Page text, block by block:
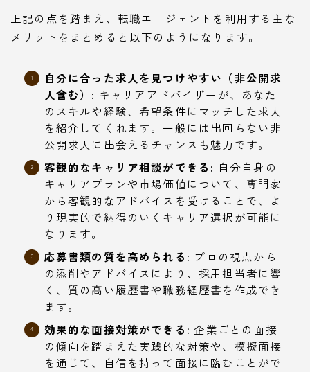
上記の点を踏まえ、転職エージェントを利用する主な
メリットをまとめると以下のようになります。
自分に合った求人を見つけやすい（非公開求
人含む）: キャリアアドバイザーが、あなた
のスキルや経験、希望条件にマッチした求人
を紹介してくれます。一般には出回らない非
公開求人に出会えるチャンスも魅力です。
客観的なキャリア相談ができる: 自分自身の
キャリアプランや市場価値について、専門家
から客観的なアドバイスを受けることで、よ
り現実的で納得のいくキャリア選択が可能に
なります。
応募書類の質を高められる: プロの視点から
の添削やアドバイスにより、採用担当者に響
く、質の高い履歴書や職務経歴書を作成でき
ます。
効果的な面接対策ができる: 企業ごとの面接
の傾向を踏まえた実践的な対策や、模擬面接
を通じて、自信を持って面接に臨むことがで